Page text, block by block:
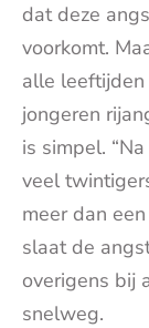
dat deze
voorkomt.
alle
jongeren
is simpel.
veel
meer dan
slaat de
overigens bij
snelweg.